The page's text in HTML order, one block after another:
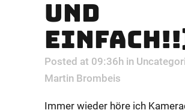
UND
Posted at 09:36h in
Martin Brombeis
Immer wieder höre ich